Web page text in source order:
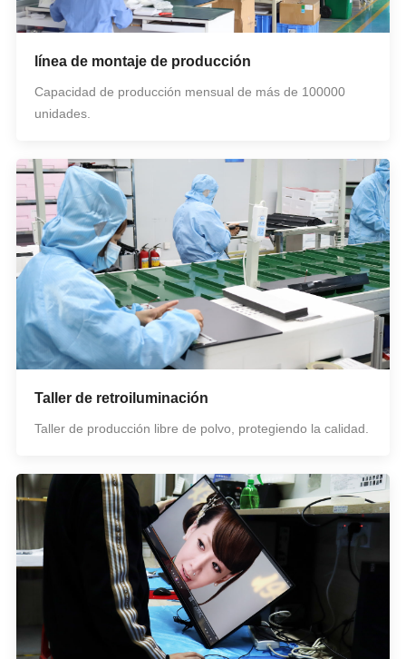
línea de montaje de producción
Capacidad de producción mensual de más de 100000
unidades.
Taller de retroiluminación
Taller de producción libre de polvo, protegiendo la calidad.